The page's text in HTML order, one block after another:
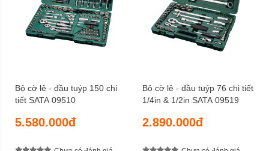
Bộ cờ lê - đầu tuýp 150 chi
tiết SATA 09510
5.580.000đ
Bộ cờ lê - đầu tuýp 76 chi tiết
1/4in & 1/2in SATA 09519
2.890.000đ